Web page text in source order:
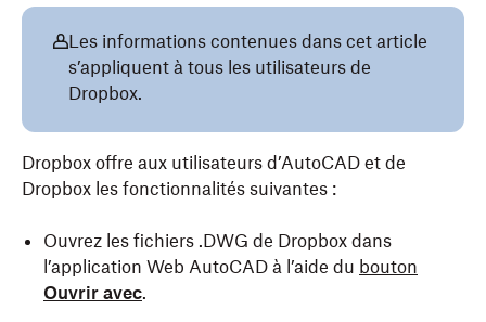
Les informations contenues dans cet article
s’appliquent à tous les utilisateurs de
Dropbox.
Dropbox offre aux utilisateurs d’AutoCAD et de
Dropbox les fonctionnalités suivantes :
Ouvrez les fichiers .DWG de Dropbox dans
l’application Web AutoCAD à l’aide du bouton
Ouvrir avec.